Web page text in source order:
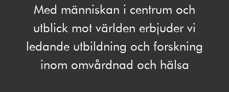
Med människan i centrum och
utblick mot världen erbjuder vi
ledande utbildning och forskning
inom omvårdnad och hälsa